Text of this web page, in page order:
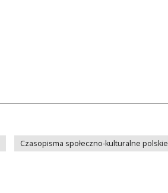
Czasopisma społeczno-kulturalne polskie